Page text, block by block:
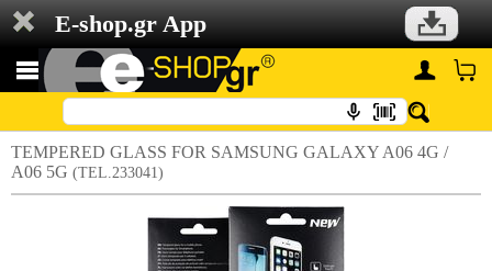
E-shop.gr App
TEMPERED GLASS FOR SAMSUNG GALAXY A06 4G /
A06 5G (TEL.233041)